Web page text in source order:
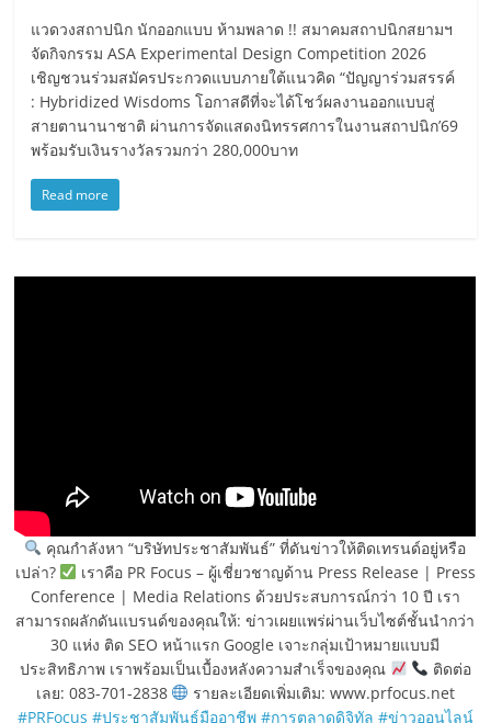
แวดวงสถาปนิก นักออกแบบ ห้ามพลาด !! สมาคมสถาปนิกสยามฯ
จัดกิจกรรม ASA Experimental Design Competition 2026
เชิญชวนร่วมสมัครประกวดแบบภายใต้แนวคิด “ปัญญาร่วมสรรค์
: Hybridized Wisdoms โอกาสดีที่จะได้โชว์ผลงานออกแบบสู่
สายตานานาชาติ ผ่านการจัดแสดงนิทรรศการในงานสถาปนิก’69
พร้อมรับเงินรางวัลรวมกว่า 280,000บาท
Read more
คุณกำลังหา “บริษัทประชาสัมพันธ์” ที่ดันข่าวให้ติดเทรนด์อยู่หรือ
เปล่า?
เราคือ PR Focus – ผู้เชี่ยวชาญด้าน Press Release | Press
Conference | Media Relations ด้วยประสบการณ์กว่า 10 ปี เรา
สามารถผลักดันแบรนด์ของคุณให้: ข่าวเผยแพร่ผ่านเว็บไซต์ชั้นนำกว่า
30 แห่ง ติด SEO หน้าแรก Google เจาะกลุ่มเป้าหมายแบบมี
ประสิทธิภาพ เราพร้อมเป็นเบื้องหลังความสำเร็จของคุณ
ติดต่อ
เลย: 083-701-2838
รายละเอียดเพิ่มเติม: www.prfocus.net
#PRFocus #ประชาสัมพันธ์มืออาชีพ #การตลาดดิจิทัล #ข่าวออนไลน์